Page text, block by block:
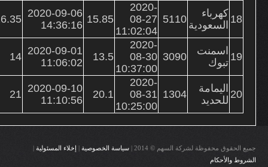
18 كهرباء
السعودية 5110
2020-
08-27
11:02:04
15.85
2020-09-06
14:36:16
19 اسمنت
تبوك
3090
2020-
08-30
10:37:00
13.5
2020-09-01
11:06:02
14
20 اليمامة
للحديد
1304
2020-
08-31
10:25:00
20.1
2020-09-10
11:10:56
21
جميع الحقوق محفوظة لشركة السهم © 2014 | سياسة الخصوصية | إخلاء المسئولية |
الشروط والأحكام